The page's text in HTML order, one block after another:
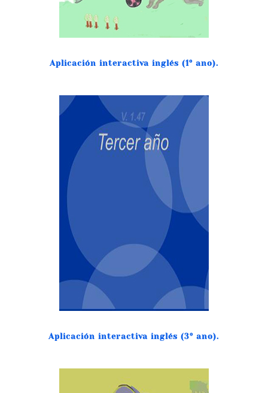
Aplicación interactiva inglés (1º ano).
Aplicación interactiva inglés (3º ano).